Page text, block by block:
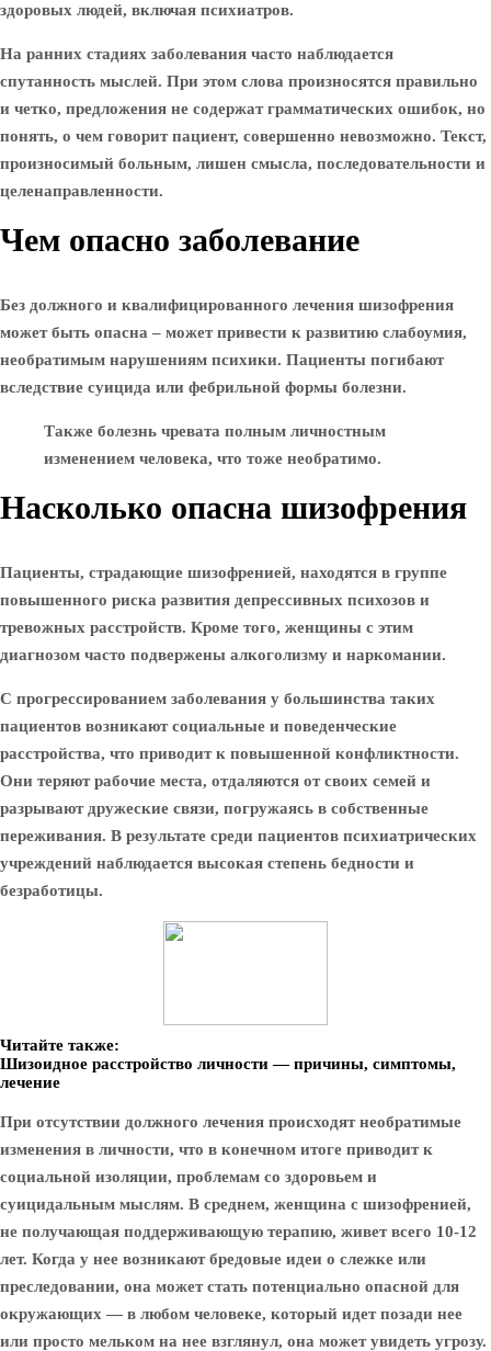
здоровых людей, включая психиатров.
На ранних стадиях заболевания часто наблюдается
спутанность мыслей. При этом слова произносятся правильно
и четко, предложения не содержат грамматических ошибок, но
понять, о чем говорит пациент, совершенно невозможно. Текст,
произносимый больным, лишен смысла, последовательности и
целенаправленности.
Чем опасно заболевание
Без должного и квалифицированного лечения шизофрения
может быть опасна – может привести к развитию слабоумия,
необратимым нарушениям психики. Пациенты погибают
вследствие суицида или фебрильной формы болезни.
Также болезнь чревата полным личностным
изменением человека, что тоже необратимо.
Насколько опасна шизофрения
Пациенты, страдающие шизофренией, находятся в группе
повышенного риска развития депрессивных психозов и
тревожных расстройств. Кроме того, женщины с этим
диагнозом часто подвержены алкоголизму и наркомании.
С прогрессированием заболевания у большинства таких
пациентов возникают социальные и поведенческие
расстройства, что приводит к повышенной конфликтности.
Они теряют рабочие места, отдаляются от своих семей и
разрывают дружеские связи, погружаясь в собственные
переживания. В результате среди пациентов психиатрических
учреждений наблюдается высокая степень бедности и
безработицы.
Читайте также:
Шизоидное расстройство личности — причины, симптомы,
лечение
При отсутствии должного лечения происходят необратимые
изменения в личности, что в конечном итоге приводит к
социальной изоляции, проблемам со здоровьем и
суицидальным мыслям. В среднем, женщина с шизофренией,
не получающая поддерживающую терапию, живет всего 10-12
лет. Когда у нее возникают бредовые идеи о слежке или
преследовании, она может стать потенциально опасной для
окружающих — в любом человеке, который идет позади нее
или просто мельком на нее взглянул, она может увидеть угрозу.